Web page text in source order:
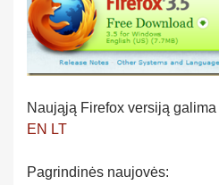
Naująją Firefox versiją galima
EN LT
Pagrindinės naujovės: